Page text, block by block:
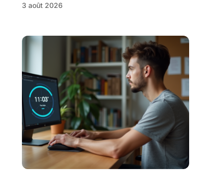
3 août 2026